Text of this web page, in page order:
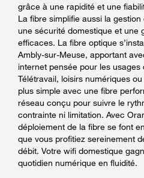
grâce à une rapidité et une
La fibre simplifie aussi la
une sécurité domestique et une
efficaces. La fibre optique
Ambly-sur-Meuse, apportant
internet pensée pour les usages
Télétravail, loisirs numériques
plus simple avec une fibre
réseau conçu pour suivre le
contrainte ni limitation. Avec
déploiement de la fibre se font
que vous profitiez sereinement
débit. Votre wifi domestique
quotidien numérique en fluidité.